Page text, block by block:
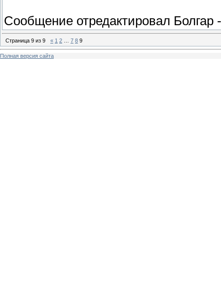
Сообщение отредактировал Болгар
Страница 9 из 9 « 1 2 7 8 9
Полная версия сайта